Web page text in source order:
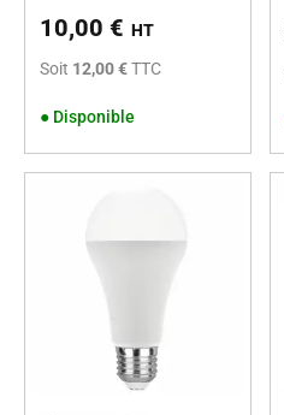
10,00 € HT
Soit 12,00 €TTC
● Disponible